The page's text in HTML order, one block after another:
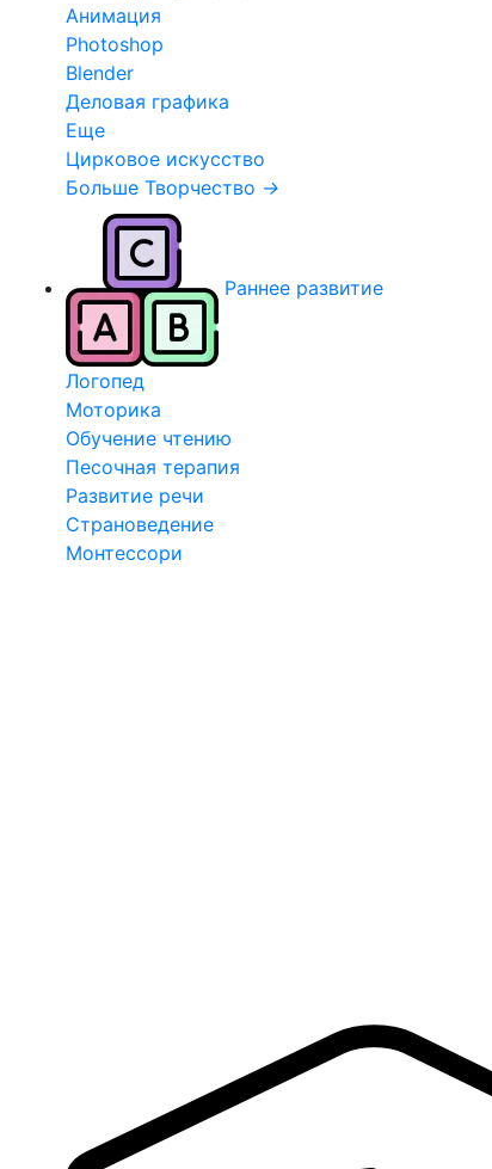
Анимация
Photoshop
Blender
Деловая графика
Еще
Цирковое искусство
Больше Творчество →
Раннее развитие
Логопед
Моторика
Обучение чтению
Песочная терапия
Развитие речи
Страноведение
Монтессори